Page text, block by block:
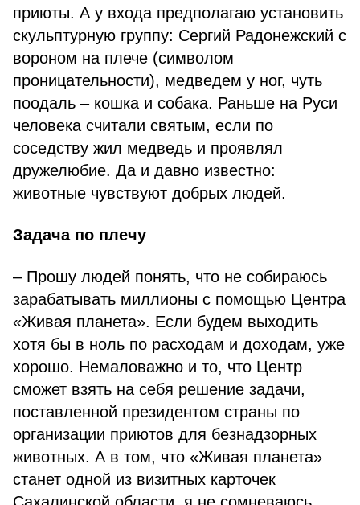
приюты. А у входа предполагаю установить
скульптурную группу: Сергий Радонежский с
вороном на плече (символом
проницательности), медведем у ног, чуть
поодаль – кошка и собака. Раньше на Руси
человека считали святым, если по
соседству жил медведь и проявлял
дружелюбие. Да и давно известно:
животные чувствуют добрых людей.
Задача по плечу
– Прошу людей понять, что не собираюсь
зарабатывать миллионы с помощью Центра
«Живая планета». Если будем выходить
хотя бы в ноль по расходам и доходам, уже
хорошо. Немаловажно и то, что Центр
сможет взять на себя решение задачи,
поставленной президентом страны по
организации приютов для безнадзорных
животных. А в том, что «Живая планета»
станет одной из визитных карточек